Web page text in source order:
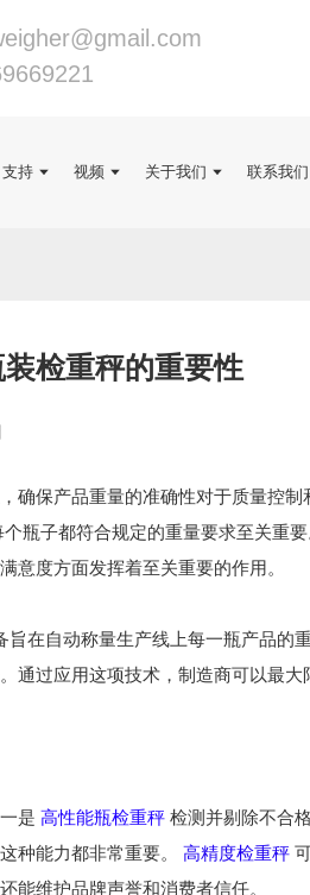
支持 视频 关于我们 联系我们
检重秤的重要性
确保产品重量的准确性对于质量控
瓶子都符合规定的重量要求至关重
意度方面发挥着至关重要的作用。
旨在自动称量生产线上每一瓶产品的
通过应用这项技术，制造商可以最
是 高性能瓶检重秤 检测并剔除不合
种能力都非常重要。 高精度检重秤
能维护品牌声誉和消费者信任。